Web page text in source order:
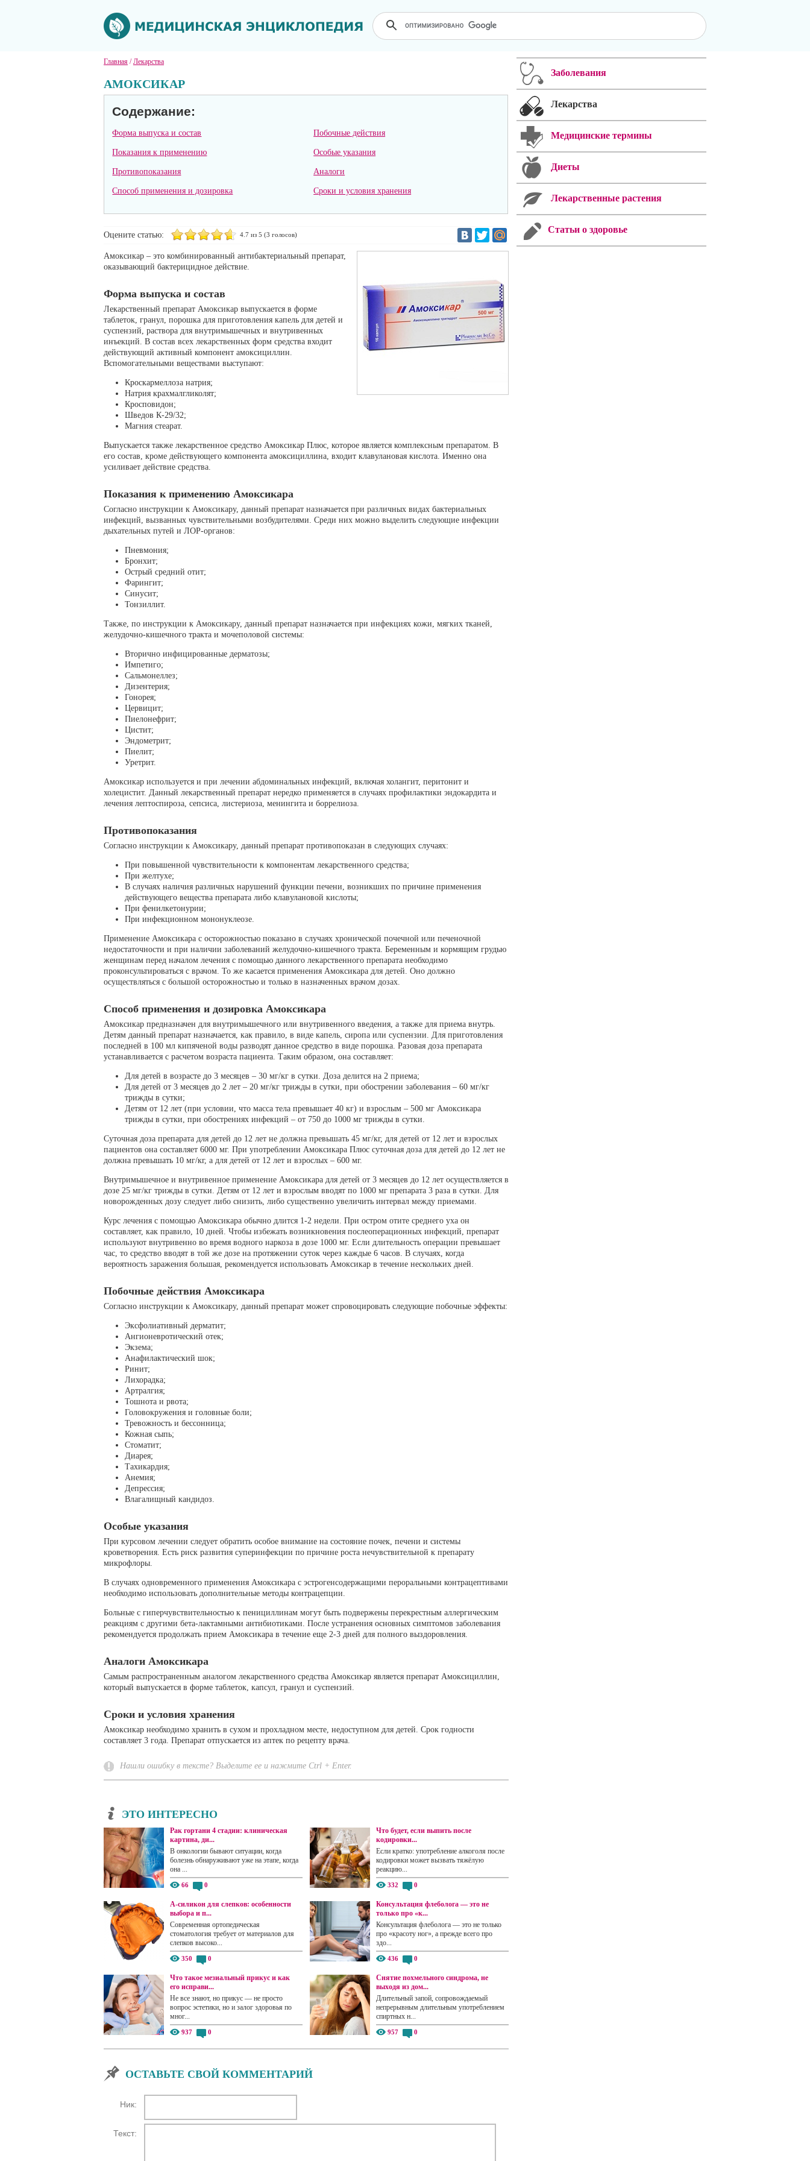
Главная /Лекарства
АМОКСИКАР
Содержание:
Форма выпуска и состав
Показания к применению
Противопоказания
Способ применения и дозировка
Побочные действия
Особые указания
Аналоги
Сроки и условия хранения
Оцените статью: 4.7 из 5 (3 голосов)
Амоксикар – это комбинированный антибактериальный препарат,
оказывающий бактерицидное действие.
Форма выпуска и состав
Лекарственный препарат Амоксикар выпускается в форме
таблеток, гранул, порошка для приготовления капель для детей и
суспензий, раствора для внутримышечных и внутривенных
инъекций. В состав всех лекарственных форм средства входит
действующий активный компонент амоксициллин.
Вспомогательными веществами выступают:
Кроскармеллоза натрия;
Натрия крахмалгликолят;
Кросповидон;
Шведов К-29/32;
Магния стеарат.
Выпускается также лекарственное средство Амоксикар Плюс, которое является комплексным препаратом. В
его состав, кроме действующего компонента амоксициллина, входит клавулановая кислота. Именно она
усиливает действие средства.
Показания к применению Амоксикара
Согласно инструкции к Амоксикару, данный препарат назначается при различных видах бактериальных
инфекций, вызванных чувствительными возбудителями. Среди них можно выделить следующие инфекции
дыхательных путей и ЛОР-органов:
Пневмония;
Бронхит;
Острый средний отит;
Фарингит;
Синусит;
Тонзиллит.
Также, по инструкции к Амоксикару, данный препарат назначается при инфекциях кожи, мягких тканей,
желудочно-кишечного тракта и мочеполовой системы:
Вторично инфицированные дерматозы;
Импетиго;
Сальмонеллез;
Дизентерия;
Гонорея;
Цервицит;
Пиелонефрит;
Цистит;
Эндометрит;
Пиелит;
Уретрит.
Амоксикар используется и при лечении абдоминальных инфекций, включая холангит, перитонит и
холецистит. Данный лекарственный препарат нередко применяется в случаях профилактики эндокардита и
лечения лептоспироза, сепсиса, листериоза, менингита и боррелиоза.
Противопоказания
Согласно инструкции к Амоксикару, данный препарат противопоказан в следующих случаях:
При повышенной чувствительности к компонентам лекарственного средства;
При желтухе;
В случаях наличия различных нарушений функции печени, возникших по причине применения
действующего вещества препарата либо клавулановой кислоты;
При фенилкетонурии;
При инфекционном мононуклеозе.
Применение Амоксикара с осторожностью показано в случаях хронической почечной или печеночной
недостаточности и при наличии заболеваний желудочно-кишечного тракта. Беременным и кормящим грудью
женщинам перед началом лечения с помощью данного лекарственного препарата необходимо
проконсультироваться с врачом. То же касается применения Амоксикара для детей. Оно должно
осуществляться с большой осторожностью и только в назначенных врачом дозах.
Способ применения и дозировка Амоксикара
Амоксикар предназначен для внутримышечного или внутривенного введения, а также для приема внутрь.
Детям данный препарат назначается, как правило, в виде капель, сиропа или суспензии. Для приготовления
последней в 100 мл кипяченой воды разводят данное средство в виде порошка. Разовая доза препарата
устанавливается с расчетом возраста пациента. Таким образом, она составляет:
Для детей в возрасте до 3 месяцев – 30 мг/кг в сутки. Доза делится на 2 приема;
Для детей от 3 месяцев до 2 лет – 20 мг/кг трижды в сутки, при обострении заболевания – 60 мг/кг
трижды в сутки;
Детям от 12 лет (при условии, что масса тела превышает 40 кг) и взрослым – 500 мг Амоксикара
трижды в сутки, при обострениях инфекций – от 750 до 1000 мг трижды в сутки.
Суточная доза препарата для детей до 12 лет не должна превышать 45 мг/кг, для детей от 12 лет и взрослых
пациентов она составляет 6000 мг. При употреблении Амоксикара Плюс суточная доза для детей до 12 лет не
должна превышать 10 мг/кг, а для детей от 12 лет и взрослых – 600 мг.
Внутримышечное и внутривенное применение Амоксикара для детей от 3 месяцев до 12 лет осуществляется в
дозе 25 мг/кг трижды в сутки. Детям от 12 лет и взрослым вводят по 1000 мг препарата 3 раза в сутки. Для
новорожденных дозу следует либо снизить, либо существенно увеличить интервал между приемами.
Курс лечения с помощью Амоксикара обычно длится 1-2 недели. При остром отите среднего уха он
составляет, как правило, 10 дней. Чтобы избежать возникновения послеоперационных инфекций, препарат
используют внутривенно во время водного наркоза в дозе 1000 мг. Если длительность операции превышает
час, то средство вводят в той же дозе на протяжении суток через каждые 6 часов. В случаях, когда
вероятность заражения большая, рекомендуется использовать Амоксикар в течение нескольких дней.
Побочные действия Амоксикара
Согласно инструкции к Амоксикару, данный препарат может спровоцировать следующие побочные эффекты:
Эксфолиативный дерматит;
Ангионевротический отек;
Экзема;
Анафилактический шок;
Ринит;
Лихорадка;
Артралгия;
Тошнота и рвота;
Головокружения и головные боли;
Тревожность и бессонница;
Кожная сыпь;
Стоматит;
Диарея;
Тахикардия;
Анемия;
Депрессия;
Влагалищный кандидоз.
Особые указания
При курсовом лечении следует обратить особое внимание на состояние почек, печени и системы
кроветворения. Есть риск развития суперинфекции по причине роста нечувствительной к препарату
микрофлоры.
В случаях одновременного применения Амоксикара с эстрогенсодержащими пероральными контрацептивами
необходимо использовать дополнительные методы контрацепции.
Больные с гиперчувствительностью к пенициллинам могут быть подвержены перекрестным аллергическим
реакциям с другими бета-лактамными антибиотиками. После устранения основных симптомов заболевания
рекомендуется продолжать прием Амоксикара в течение еще 2-3 дней для полного выздоровления.
Аналоги Амоксикара
Самым распространенным аналогом лекарственного средства Амоксикар является препарат Амоксициллин,
который выпускается в форме таблеток, капсул, гранул и суспензий.
Сроки и условия хранения
Амоксикар необходимо хранить в сухом и прохладном месте, недоступном для детей. Срок годности
составляет 3 года. Препарат отпускается из аптек по рецепту врача.
Нашли ошибку в тексте? Выделите ее и нажмите Ctrl + Enter.
ЭТО ИНТЕРЕСНО
Рак гортани 4 стадии: клиническая
картина, ди...
В онкологии бывают ситуации, когда
болезнь обнаруживают уже на этапе, когда
она ...
66 0
Что будет, если выпить после
кодировки...
Если кратко: употребление алкоголя после
кодировки может вызвать тяжёлую
реакцию...
332 0
А-силикон для слепков: особенности
выбора и п...
Современная ортопедическая
стоматология требует от материалов для
слепков высоко...
350 0
Консультация флеболога — это не
только про «к...
Консультация флеболога — это не только
про «красоту ног», а прежде всего про
здо...
436 0
Что такое мезиальный прикус и как
его исправи...
Не все знают, но прикус — не просто
вопрос эстетики, но и залог здоровья по
мног...
937 0
Снятие похмельного синдрома, не
выходя из дом...
Длительный запой, сопровождаемый
непрерывным длительным употреблением
спиртных н...
957 0
ОСТАВЬТЕ СВОЙ КОММЕНТАРИЙ
Ник:
Текст:
Заболевания
Лекарства
Медицинские термины
Диеты
Лекарственные растения
Статьи о здоровье